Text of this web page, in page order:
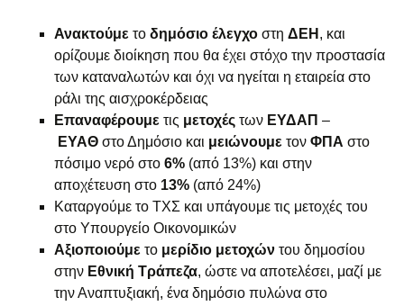
Ανακτούμε το δημόσιο έλεγχο στη ΔΕΗ , και
ορίζουμε διοίκηση που θα έχει στόχο την προστασία
των καταναλωτών και όχι να ηγείται η εταιρεία στο
ράλι της αισχροκέρδειας
Επαναφέρουμε τις μετοχές των ΕΥΔΑΠ –
ΕΥΑΘ στο Δημόσιο και μειώνουμε τον ΦΠΑ στο
πόσιμο νερό στο 6% (από 13%) και στην
αποχέτευση στο 13% (από 24%)
Καταργούμε το ΤΧΣ και υπάγουμε τις μετοχές του
στο Υπουργείο Οικονομικών
Αξιοποιούμε το μερίδιο μετοχών του δημοσίου
στην Εθνική Τράπεζα, ώστε να αποτελέσει, μαζί με
την Αναπτυξιακή, ένα δημόσιο πυλώνα στο